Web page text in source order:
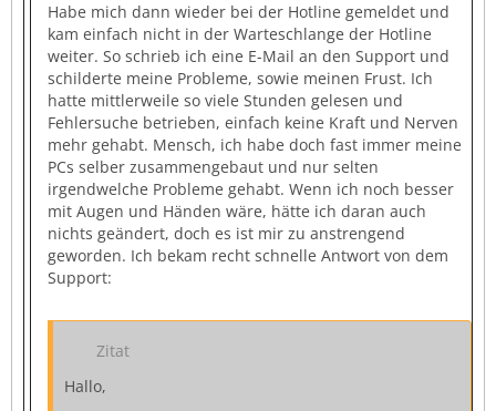
Habe mich dann wieder bei der Hotline gemeldet und
kam einfach nicht in der Warteschlange der Hotline
weiter. So schrieb ich eine E-Mail an den Support und
schilderte meine Probleme, sowie meinen Frust. Ich
hatte mittlerweile so viele Stunden gelesen und
Fehlersuche betrieben, einfach keine Kraft und Nerven
mehr gehabt. Mensch, ich habe doch fast immer meine
PCs selber zusammengebaut und nur selten
irgendwelche Probleme gehabt. Wenn ich noch besser
mit Augen und Händen wäre, hätte ich daran auch
nichts geändert, doch es ist mir zu anstrengend
geworden. Ich bekam recht schnelle Antwort von dem
Support:
Zitat
Hallo,